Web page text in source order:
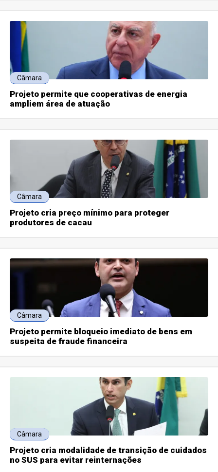
Câmara
Projeto permite que cooperativas de energia
ampliem área de atuação
Câmara
Projeto cria preço mínimo para proteger
produtores de cacau
Câmara
Projeto permite bloqueio imediato de bens em
suspeita de fraude financeira
Câmara
Projeto cria modalidade de transição de cuidados
no SUS para evitar reinternações